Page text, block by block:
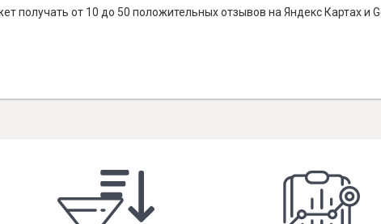
получать от 10 до 50 положительных отзывов на Яндекс Картах и